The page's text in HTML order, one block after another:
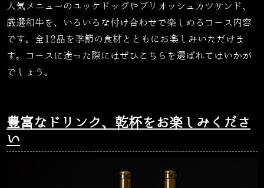
人気メニューのユッケドッグやブリオッシュカツサンド、
厳選和牛を、いろいろな付け合わせで楽しめるコース内容
です。全12品を季節の食材とともにお楽しみいただけま
す。コースに迷った際にはぜひこちらを選ばれてはいかが
でしょう。
豊富なドリンク、乾杯をお楽しみくださ
い